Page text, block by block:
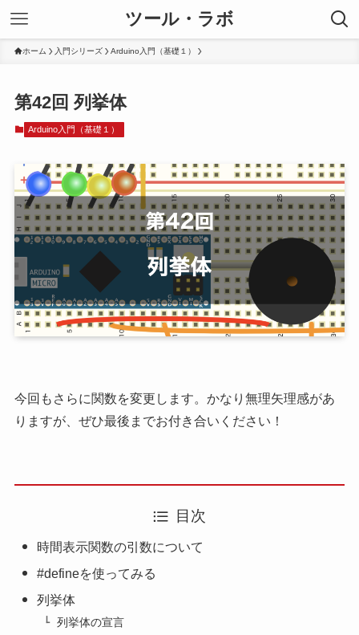
ツール・ラボ
ホーム 入門シリーズ Arduino入門（基礎１）
第42回 列挙体
Arduino入門（基礎１）
今回もさらに関数を変更します。かなり無理矢理感があ
りますが、ぜひ最後までお付き合いください！
目次
時間表示関数の引数について
#defineを使ってみる
列挙体
列挙体の宣言